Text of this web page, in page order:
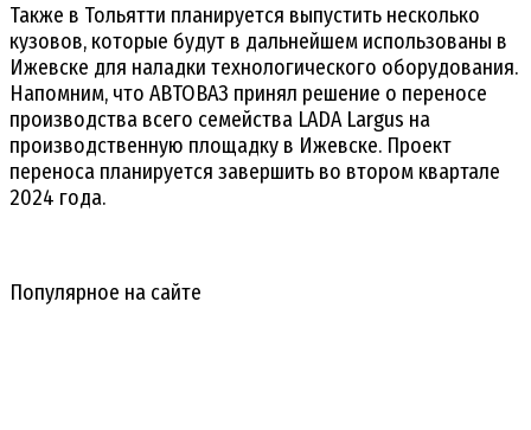
Также в Тольятти планируется выпустить несколько
кузовов, которые будут в дальнейшем использованы в
Ижевске для наладки технологического оборудования.
Напомним, что АВТОВАЗ принял решение о переносе
производства всего семейства LADA Largus на
производственную площадку в Ижевске. Проект
переноса планируется завершить во втором квартале
2024 года.
Популярное на сайте